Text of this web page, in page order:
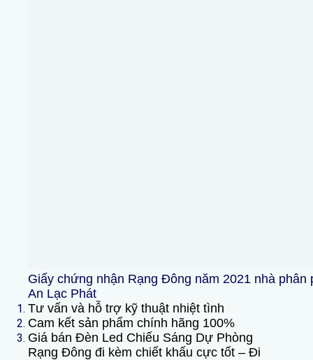
Giấy chứng nhận Rạng Đông năm 2021 nhà phân
An Lạc Phát
Tư vấn và hỗ trợ kỹ thuật nhiệt tình
Cam kết sản phẩm chính hãng 100%
Giá bán Đèn Led Chiếu Sáng Dự Phòng
Rạng Đông đi kèm chiết khấu cực tốt – Đi